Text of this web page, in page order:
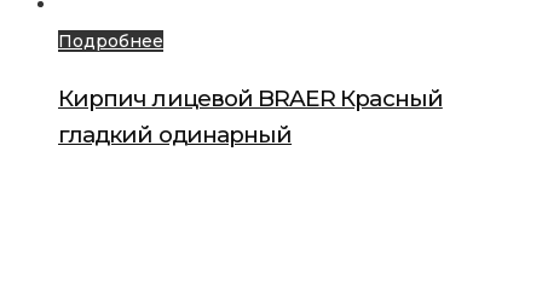
Подробнее
Кирпич лицевой BRAER Красный
гладкий одинарный